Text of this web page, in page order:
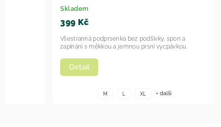
Skladem
399 Kč
Detail
Všestranná podprsenka bez podšívky, spon a
zapínání s měkkou a jemnou prsní vycpávkou.
M XL + další